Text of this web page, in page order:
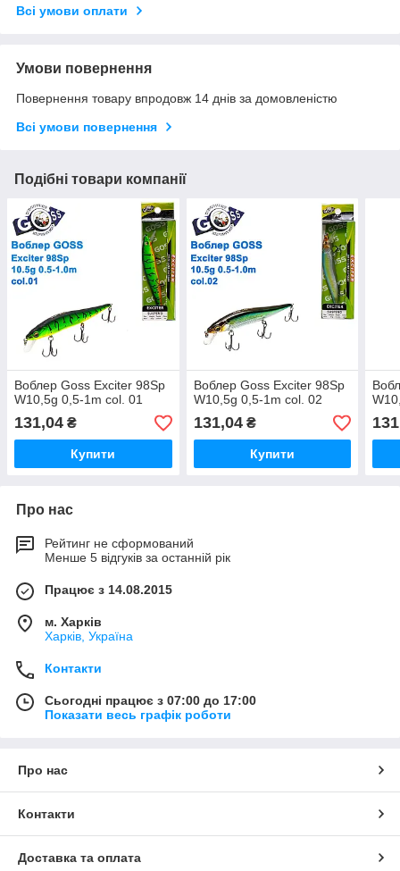
Всі умови оплати
Умови повернення
Повернення товару впродовж 14 днів за домовленістю
Всі умови повернення
Подібні товари компанії
Воблер Goss Exciter 98Sp
W10,5g 0,5-1m col. 01
131,04 ₴
Купити
Воблер Goss Exciter 98Sp
W10,5g 0,5-1m col. 02
131,04₴
Купити
Про нас
Рейтинг не сформований
Менше 5 відгуків за останній рік
Працює з 14.08.2015
м. Харків
Харків, Україна
Контакти
Сьогодні працює з 07:00 до 17:00
Показати весь графік роботи
Про нас
Контакти
Доставка та оплата